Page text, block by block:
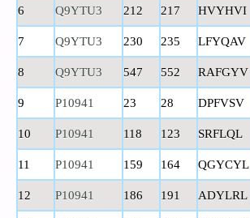
6 Q9YTU3 212 217 HVYHVI
7 Q9YTU3 230 235 LFYQAV
8 Q9YTU3 547 552 RAFGYV
9 P10941 23 28 DPFVSV
10 P10941 118 123 SRFLQL
11 P10941 159 164 QGYCYL
12 P10941 186 191 ADYLRL